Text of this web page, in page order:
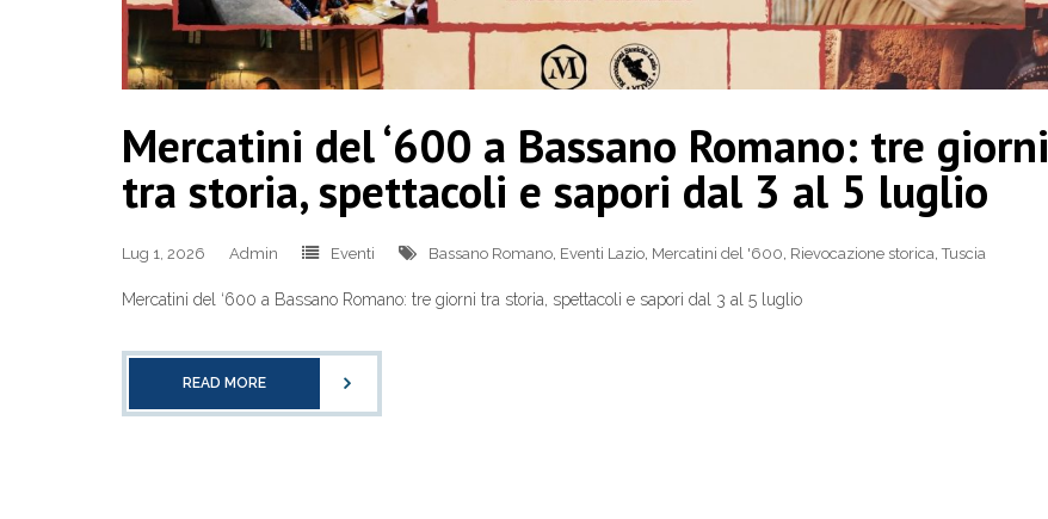
Mercatini del ‘600 a Bassano Romano: tre giorni
tra storia, spettacoli e sapori dal 3 al 5 luglio
Lug 1, 2026 Admin Eventi Bassano Romano, Eventi Lazio, Mercatini del '600, Rievocazione storica,Tuscia
Mercatini del ‘600 a Bassano Romano: tre giorni tra storia, spettacoli e sapori dal 3 al 5 luglio
READ MORE